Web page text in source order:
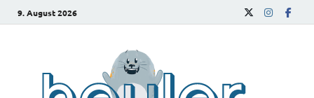
9. August 2026